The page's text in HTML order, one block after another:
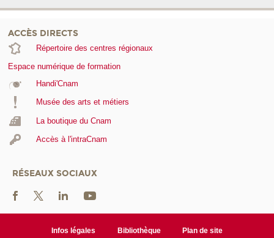
ACCÈS DIRECTS
Répertoire des centres régionaux
Espace numérique de formation
Handi'Cnam
Musée des arts et métiers
La boutique du Cnam
Accès à l'intraCnam
RÉSEAUX SOCIAUX
Infos légales Bibliothèque Plan de site